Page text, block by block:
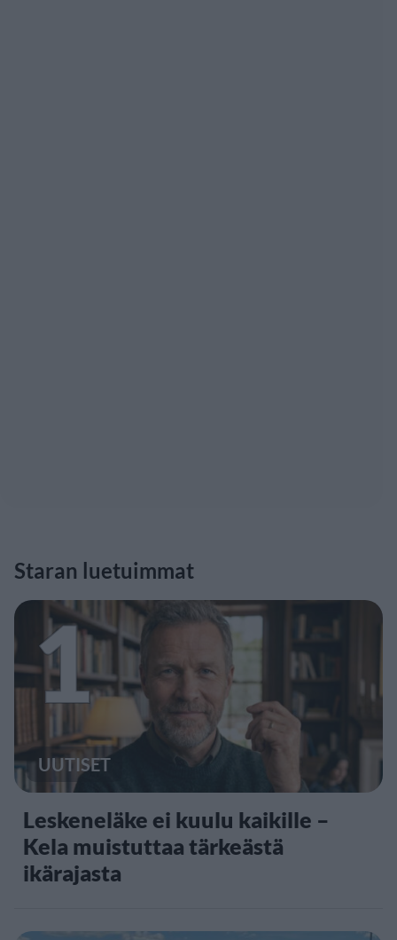
Staran luetuimmat
1
UUTISET
Leskeneläke ei kuulu kaikille –
Kela muistuttaa tärkeästä
ikärajasta